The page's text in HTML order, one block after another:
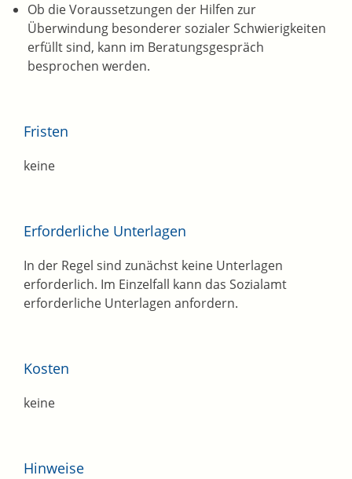
Ob die Voraussetzungen der Hilfen zur
Überwindung besonderer sozialer Schwierigkeiten
erfüllt sind, kann im Beratungsgespräch
besprochen werden.
Fristen
keine
Erforderliche Unterlagen
In der Regel sind zunächst keine Unterlagen
erforderlich. Im Einzelfall kann das Sozialamt
erforderliche Unterlagen anfordern.
Kosten
keine
Hinweise